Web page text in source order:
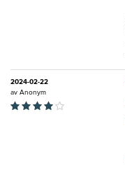
2024-02-22
av Anonym